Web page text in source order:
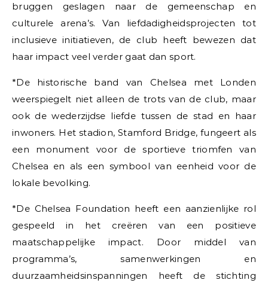
bruggen geslagen naar de gemeenschap en
culturele arena’s. Van liefdadigheidsprojecten tot
inclusieve initiatieven, de club heeft bewezen dat
haar impact veel verder gaat dan sport.
*De historische band van Chelsea met Londen
weerspiegelt niet alleen de trots van de club, maar
ook de wederzijdse liefde tussen de stad en haar
inwoners. Het stadion, Stamford Bridge, fungeert als
een monument voor de sportieve triomfen van
Chelsea en als een symbool van eenheid voor de
lokale bevolking.
*De Chelsea Foundation heeft een aanzienlijke rol
gespeeld in het creëren van een positieve
maatschappelijke impact. Door middel van
programma’s, samenwerkingen en
duurzaamheidsinspanningen heeft de stichting